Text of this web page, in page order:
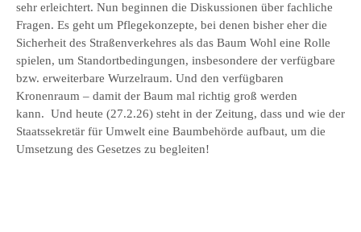
sehr erleichtert. Nun beginnen die Diskussionen über fachliche
Fragen. Es geht um Pflegekonzepte, bei denen bisher eher die
Sicherheit des Straßenverkehres als das Baum Wohl eine Rolle
spielen, um Standortbedingungen, insbesondere der verfügbare
bzw. erweiterbare Wurzelraum. Und den verfügbaren
Kronenraum – damit der Baum mal richtig groß werden
kann. Und heute (27.2.26) steht in der Zeitung, dass und wie der
Staatssekretär für Umwelt eine Baumbehörde aufbaut, um die
Umsetzung des Gesetzes zu begleiten!